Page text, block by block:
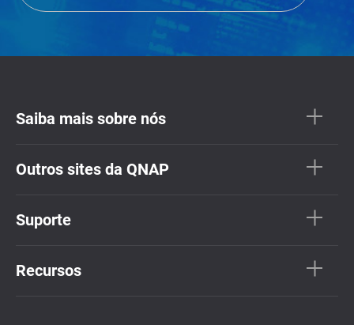
Saiba mais sobre nós
Outros sites da QNAP
Suporte
Recursos